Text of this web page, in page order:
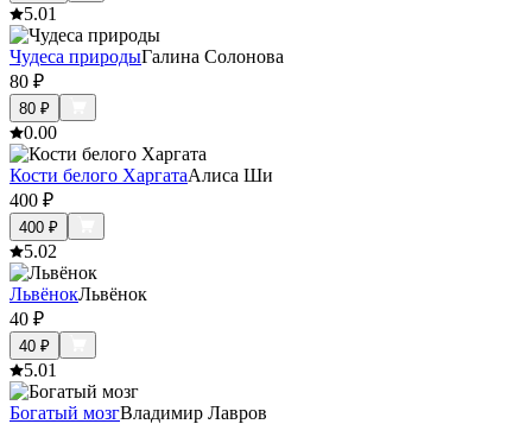
5.01
Чудеса природыГалина Солонова
80 ₽
80 ₽
0.00
Кости белого ХаргатаАлиса Ши
400 ₽
400 ₽
5.02
ЛьвёнокЛьвёнок
40 ₽
40 ₽
5.01
Богатый мозгВладимир Лавров